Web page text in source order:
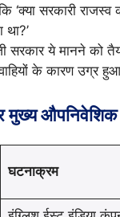
‘क्या सरकारी राजस्व
था?’
ये मानने को
के कारण उग्र
मुख्य
घटनाक्रम